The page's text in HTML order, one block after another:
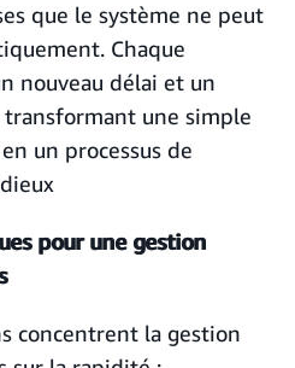
que le système ne peut
Chaque
nouveau délai et un
transformant une simple
un processus de
pour une gestion
concentrent la gestion